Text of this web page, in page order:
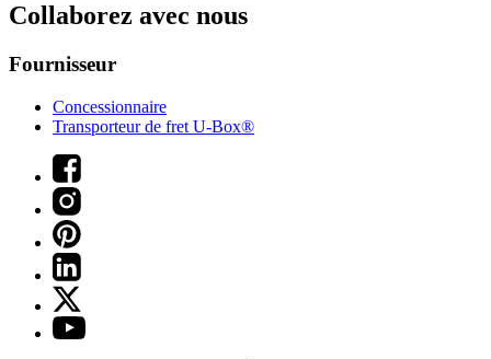
Collaborez avec nous
Fournisseur
Concessionnaire
Transporteur de fret U-Box®